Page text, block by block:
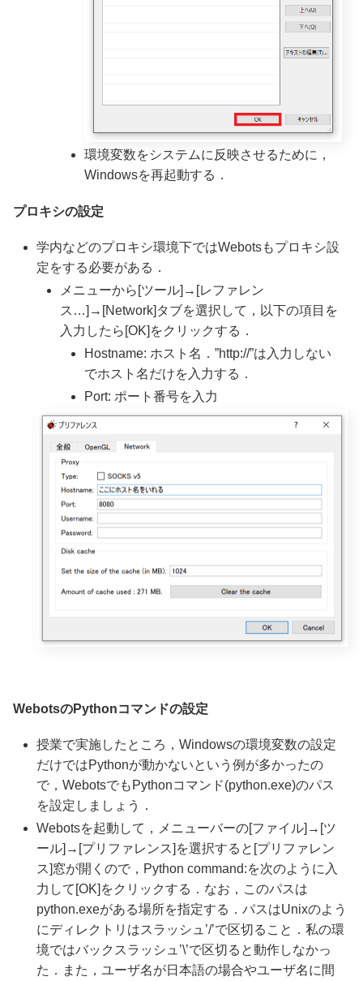
環境変数をシステムに反映させるために，
Windowsを再起動する．
プロキシの設定
学内などのプロキシ環境下ではWebotsもプロキシ設
定をする必要がある．
メニューから[ツール]→[レファレン
ス…]→[Network]タブを選択して，以下の項目を
入力したら[OK]をクリックする．
Hostname: ホスト名．”http://”は入力しない
でホスト名だけを入力する．
Port: ポート番号を入力
WebotsのPythonコマンドの設定
授業で実施したところ，Windowsの環境変数の設定
だけではPythonが動かないという例が多かったの
で，WebotsでもPythonコマンド(python.exe)のパス
を設定しましょう．
Webotsを起動して，メニューバーの[ファイル]→[ツ
ール]→[プリファレンス]を選択すると[プリファレン
ス]窓が開くので，Python command:を次のように入
力して[OK]をクリックする．なお，このパスは
python.exeがある場所を指定する．パスはUnixのよう
にディレクトリはスラッシュ’/’で区切ること．私の環
境ではバックスラッシュ’\’で区切ると動作しなかっ
た．また，ユーザ名が日本語の場合やユーザ名に間